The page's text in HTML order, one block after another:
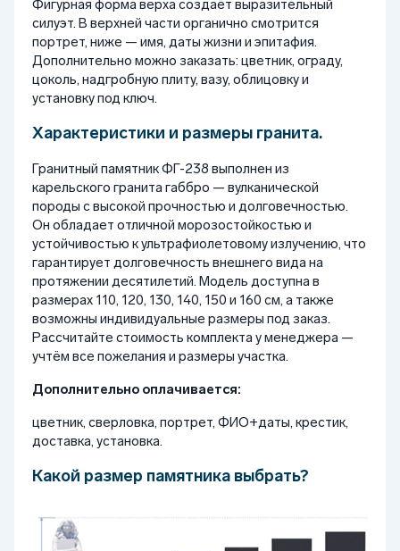
Фигурная форма верха создаёт выразительный
силуэт. В верхней части органично смотрится
портрет, ниже — имя, даты жизни и эпитафия.
Дополнительно можно заказать: цветник, ограду,
цоколь, надгробную плиту, вазу, облицовку и
установку под ключ.
Характеристики и размеры гранита.
Гранитный памятник ФГ-238 выполнен из
карельского гранита габбро — вулканической
породы с высокой прочностью и долговечностью.
Он обладает отличной морозостойкостью и
устойчивостью к ультрафиолетовому излучению, что
гарантирует долговечность внешнего вида на
протяжении десятилетий. Модель доступна в
размерах 110, 120, 130, 140, 150 и 160 см, а также
возможны индивидуальные размеры под заказ.
Рассчитайте стоимость комплекта у менеджера —
учтём все пожелания и размеры участка.
Дополнительно оплачивается:
цветник, сверловка, портрет, ФИО+даты, крестик,
доставка, установка.
Какой размер памятника выбрать?